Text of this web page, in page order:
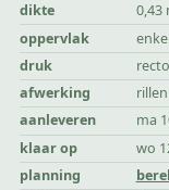
dikte
0,43
oppervlak
druk
afwerking
rillen
aanleveren
ma
klaar op
wo
planning